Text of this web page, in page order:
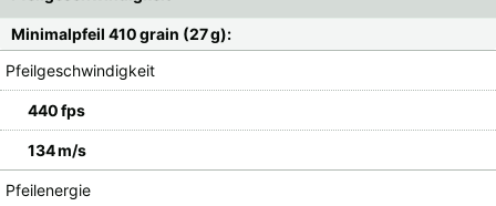
Minimalpfeil 410 grain (27 g):
Pfeilgeschwindigkeit
440 fps
134 m/s
Pfeilenergie